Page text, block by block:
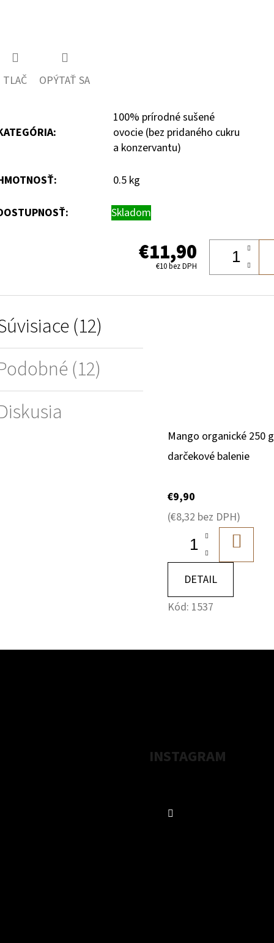
TLAČ OPÝTAŤ SA
:
100% prírodné sušené
ovocie (bez pridaného cukru
a konzervantu)
: 0.5 kg
Skladom
€11,90
€10 bez DPH
(12)
(12)
Mango organické 250 g
darčekové balenie
€9,90
(€8,32 bez DPH)
DETAIL
Kód: 1537
INSTAGRAM